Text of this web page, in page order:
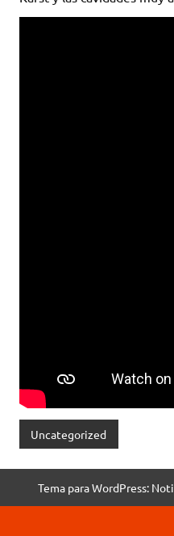
Uncategorized
Tema para WordPress: